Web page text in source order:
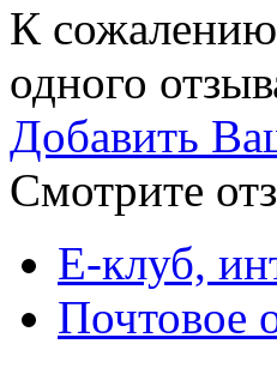
К
одного
Добавить
Смотрите
Е-клуб,
Почтовое